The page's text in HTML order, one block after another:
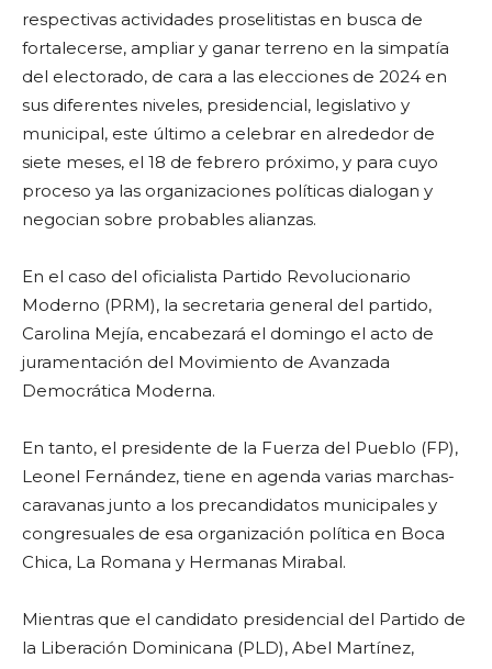
e
b
o
o
k
ts
A
p
p
l
p
ar
ti
r
respectivas actividades proselitistas en busca de
fortalecerse, ampliar y ganar terreno en la simpatía
del electorado, de cara a las elecciones de 2024 en
sus diferentes niveles, presidencial, legislativo y
municipal, este último a celebrar en alrededor de
siete meses, el 18 de febrero próximo, y para cuyo
proceso ya las organizaciones políticas dialogan y
negocian sobre probables alianzas.
En el caso del oficialista Partido Revolucionario
Moderno (PRM), la secretaria general del partido,
Carolina Mejía, encabezará el domingo el acto de
juramentación del Movimiento de Avanzada
Democrática Moderna.
En tanto, el presidente de la Fuerza del Pueblo (FP),
Leonel Fernández, tiene en agenda varias marchas-
caravanas junto a los precandidatos municipales y
congresuales de esa organización política en Boca
Chica, La Romana y Hermanas Mirabal.
Mientras que el candidato presidencial del Partido de
la Liberación Dominicana (PLD), Abel Martínez,